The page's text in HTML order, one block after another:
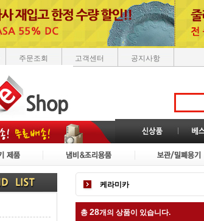
주문조회 고객센터 공지사항
케라미카
총 28개의 상품이 있습니다.